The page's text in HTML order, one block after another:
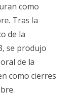
como
Tras la
de la
se produjo
de la
como cierres